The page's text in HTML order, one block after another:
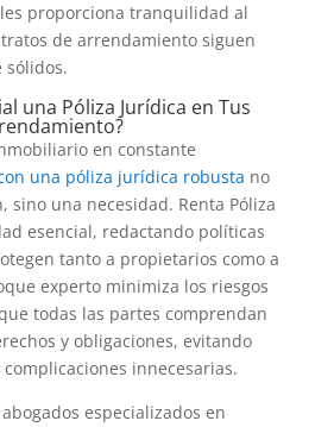
proporciona tranquilidad al
de arrendamiento siguen
sólidos.
una Póliza Jurídica en Tus
en constante
una póliza jurídica robusta no
sino una necesidad. Renta Póliza
esencial, redactando políticas
tanto a propietarios como a
experto minimiza los riesgos
todas las partes comprendan
y obligaciones, evitando
innecesarias.
especializados en